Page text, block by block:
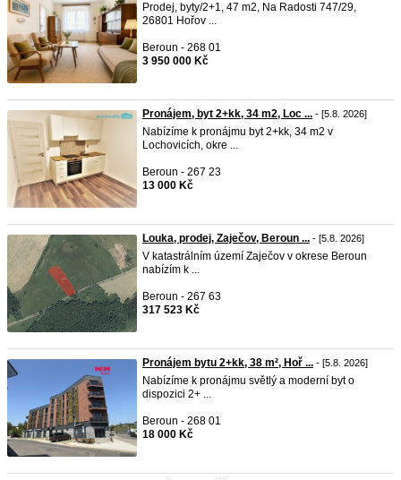
Prodej, byty/2+1, 47 m2, Na Radosti 747/29,
26801 Hořov ...
Beroun - 268 01
3 950 000 Kč
Pronájem, byt 2+kk, 34 m2, Loc ... - [5.8. 2026]
Nabízíme k pronájmu byt 2+kk, 34 m2 v
Lochovicích, okre ...
Beroun - 267 23
13 000 Kč
Louka, prodej, Zaječov, Beroun ... - [5.8. 2026]
V katastrálním území Zaječov v okrese Beroun
nabízím k ...
Beroun - 267 63
317 523 Kč
Pronájem bytu 2+kk, 38 m², Hoř ... - [5.8. 2026]
Nabízíme k pronájmu světlý a moderní byt o
dispozici 2+ ...
Beroun - 268 01
18 000 Kč